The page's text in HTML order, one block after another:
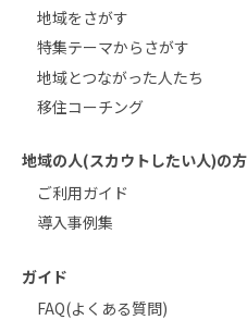
地域をさがす
特集テーマからさがす
地域とつながった人たち
移住コーチング
地域の人(スカウトしたい人)の方
ご利用ガイド
導入事例集
ガイド
FAQ(よくある質問)